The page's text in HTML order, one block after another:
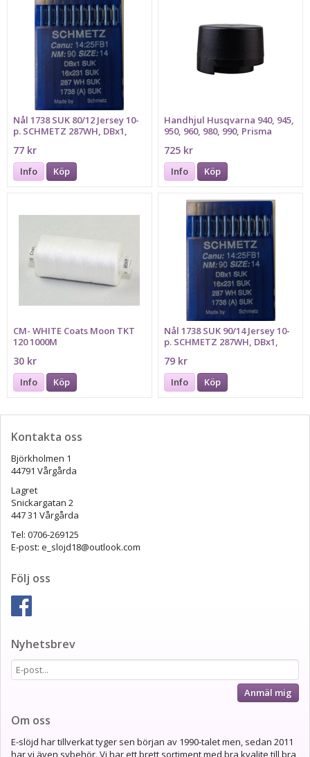
Nål 1738 SUK 80/12 Jersey 10-
p. SCHMETZ 287WH, DBx1,
grovlek 90
77 kr
Info Köp
Handhjul Husqvarna 940, 945,
950, 960, 980, 990, Prisma
725 kr
Info Köp
CM- WHITE Coats Moon TKT
120 1000M
30 kr
Info Köp
Nål 1738 SUK 90/14 Jersey 10-
p. SCHMETZ 287WH, DBx1,
79 kr
Info Köp
Kontakta oss
Björkholmen 1
44791 Vårgårda
Lagret
Snickargatan 2
447 31 Vårgårda
Tel: 0706-269125
E-post: e_slojd18@outlook.com
Följ oss
Nyhetsbrev
Anmäl mig
Om oss
E-slöjd har tillverkat tyger sen början av 1990-talet men, sedan 2011
har vi även sybehör. Vi har ett brett sortiment med bra kvalite till bra